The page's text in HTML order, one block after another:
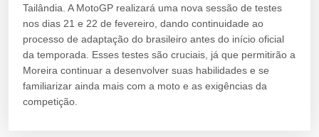
Tailândia. A MotoGP realizará uma nova sessão de testes
nos dias 21 e 22 de fevereiro, dando continuidade ao
processo de adaptação do brasileiro antes do início oficial
da temporada. Esses testes são cruciais, já que permitirão a
Moreira continuar a desenvolver suas habilidades e se
familiarizar ainda mais com a moto e as exigências da
competição.